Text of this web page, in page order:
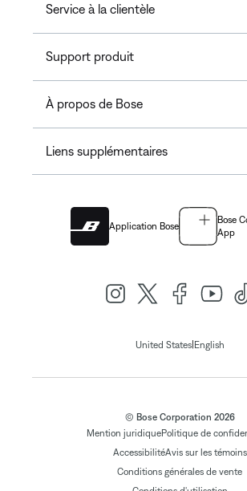
Service à la clientèle
Support produit
À propos de Bose
Liens supplémentaires
Application Bose
Bose
App
United States| English
© Bose Corporation 2026
Mention juridiquePolitique de
AccessibilitéAvis sur les témoins
Conditions générales de vente